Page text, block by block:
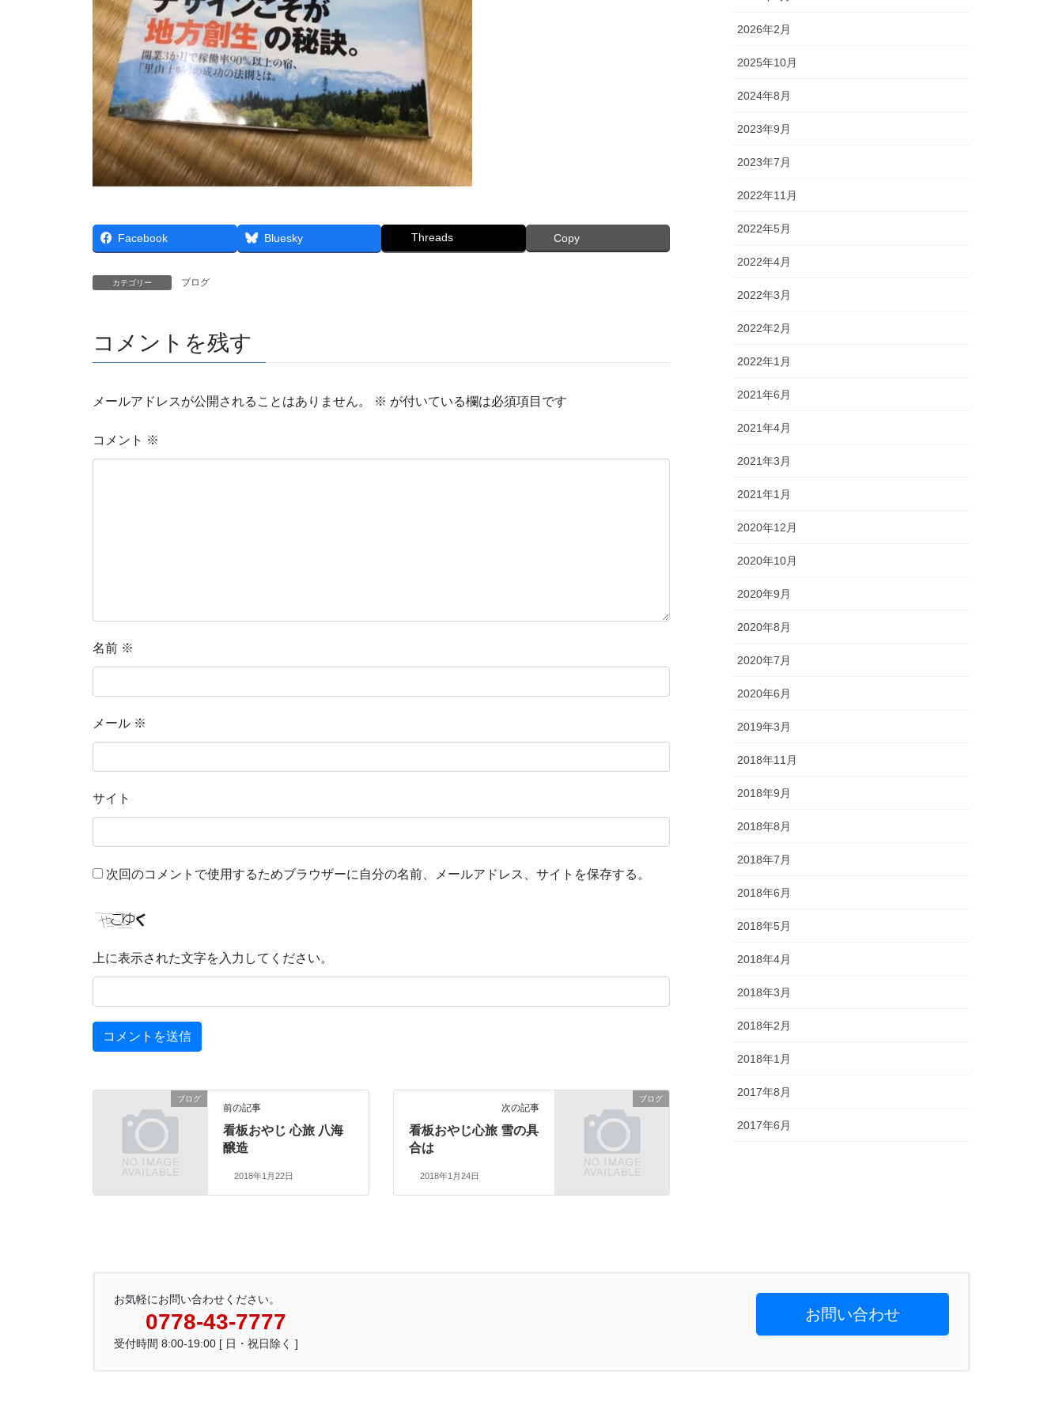
Facebook Bluesky Threads Copy
カテゴリー ブログ
コメントを残す
メールアドレスが公開されることはありません。 ※ が付いている欄は必須項目です
コメント ※
名前 ※
メール ※
サイト
次回のコメントで使用するためブラウザーに自分の名前、メールアドレス、サイトを保存する。
上に表示された文字を入力してください。
ブログ
前の記事
看板おやじ 心旅 八海
醸造
2018年1月22日
ブログ
次の記事
看板おやじ心旅 雪の具
合は
2018年1月24日
2026年2月
2025年10月
2024年8月
2023年9月
2023年7月
2022年11月
2022年5月
2022年4月
2022年3月
2022年2月
2022年1月
2021年6月
2021年4月
2021年3月
2021年1月
2020年12月
2020年10月
2020年9月
2020年8月
2020年7月
2020年6月
2019年3月
2018年11月
2018年9月
2018年8月
2018年7月
2018年6月
2018年5月
2018年4月
2018年3月
2018年2月
2018年1月
2017年8月
2017年6月
お気軽にお問い合わせください。
0778-43-7777
受付時間 8:00-19:00 [ 日・祝日除く ]
お問い合わせ